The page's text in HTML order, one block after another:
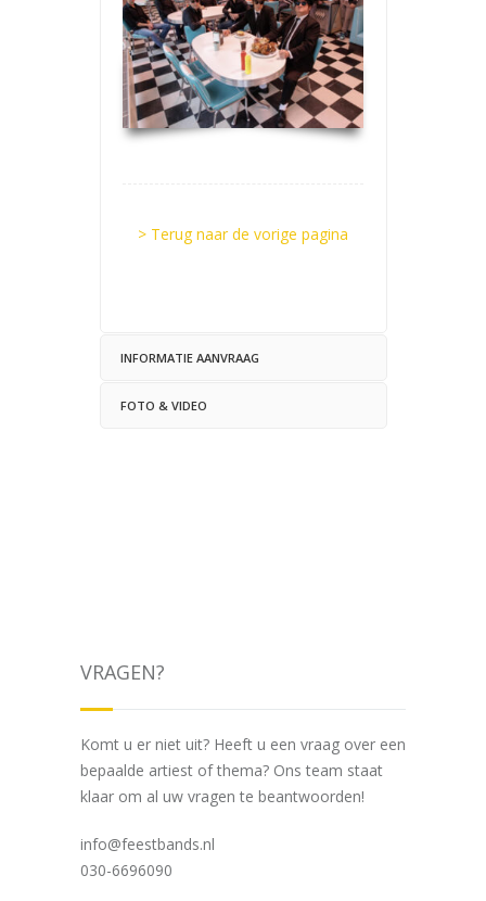
> Terug naar de vorige pagina
INFORMATIE AANVRAAG
FOTO & VIDEO
VRAGEN?
Komt u er niet uit? Heeft u een vraag over een
bepaalde artiest of thema? Ons team staat
klaar om al uw vragen te beantwoorden!
info@feestbands.nl
030-6696090